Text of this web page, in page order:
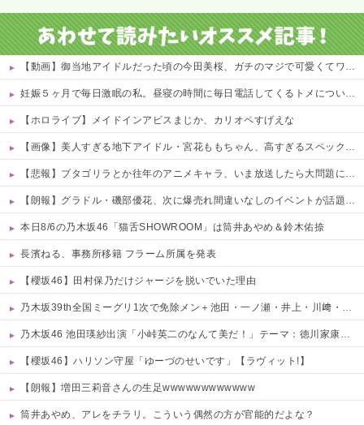
【動画】御当地アイドルだった頃の今田美桜、ガチのマジで可愛くてワイらをびびらせまくってしまうw w w w w w w w
妊娠５ヶ月で毎日激眠の私。昼寝の時間に毎日電話してくるトメについにブチギレ「ボケ入ってんのか！」怒鳴ってガチャ切りした結果ｗｗ←妊婦の睡眠を邪魔する奴は容赦しない
【ホロライブ】メイドインアビスまじか、カリオペすげえな
【画像】美人すぎる地下アイドル・宮花ももちゃん、高すぎるスペックがこちらｗｗｗｗ 他
【悲報】ブタゴリラとか往年のアニメキャラ、いま放送したら大問題になる模様www 他
【朗報】グラドル・磯部優花、次に爆売れ間違いなしのイベントが話題にｗｗｗｗ 他
本日8/6の乃木坂46「猫舌SHOWROOM」は筒井あやめ＆鈴木佑捺
長濱ねる、事務所移籍 フラーム所属を発表
【櫻坂46】田村保乃だけジャージを脱いでいた理由
乃木坂39th全国ミーグリ1次で免除メン＋池田・一ノ瀬・井上・川﨑・菅原・中西が全完売
乃木坂46 池田瑛紗出演「小峠英二のなんて美だ！」テーマ：徳川家康【2025.8.5 24:00〜 TOKYO MX】
【櫻坂46】ハリソン守屋「ゆーづのせいです」【ラヴィット!】
【朗報】増田三莉音さんの生足wwwwwwwwwwww
筒井あやめ、アレをチラリ。こういう偶然の方が官能的だよな？